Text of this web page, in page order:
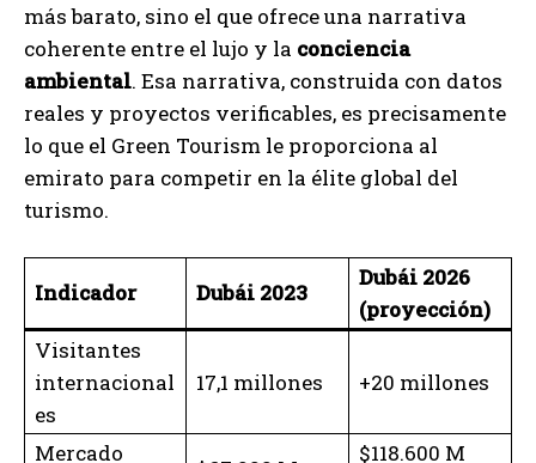
más barato, sino el que ofrece una narrativa
coherente entre el lujo y la conciencia
ambiental. Esa narrativa, construida con datos
reales y proyectos verificables, es precisamente
lo que el Green Tourism le proporciona al
emirato para competir en la élite global del
turismo.
Indicador Dubái 2023
Dubái 2026
(proyección)
Visitantes
internacional
es
17,1 millones +20 millones
Mercado
$118.600 M